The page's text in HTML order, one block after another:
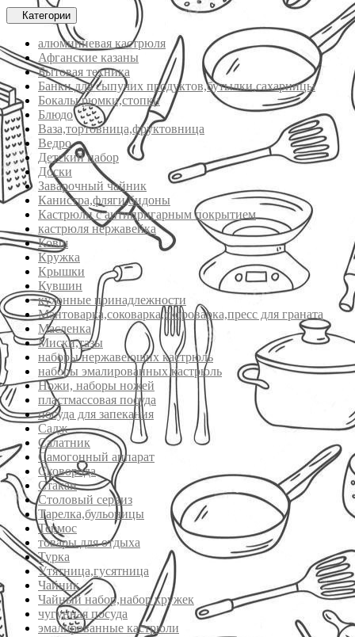
Категории
алюминиевая кастрюля
Афганские казаны
Бытовая техника
Банки для сыпучих продуктов,бутылки,сахарницы
Бокалы,рюмки,стопки
Блюдо
Ваза,тортовница,фруктовница
Ведро
Детский набор
Доски
Заварочный чайник
Канистра,фляги,бидоны
Кастрюли с антипригарным покрытием
кастрюля нержавейка
Ковш
Кружка
Крышки
Кувшин
кухонные принадлежности
Мантоварка,соковарка,скороварка,пресс для граната
Масленка
Миски,тазы
наборы нержавеющих кастрюль
наборы эмалированных кастрюль
Ножи, наборы ножей
пластмассовая посуда
посуда для запекания
Садж
Салатник
Самогонный аппарат
Сковорода
Стакан
Столовый сервиз
Тарелка,бульоницы
Термос
товары для отдыха
Турка
Утятница,гусятница
Чайник
Чайный набор,набор кружек
чугунная посуда
эмалированные кастрюли